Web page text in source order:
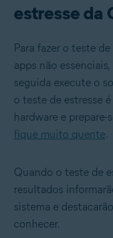
estresse da
Para fazer o teste
apps não
seguida execute o
o teste de estresse
hardware e prepare-
fique muito quente.
Quando o teste de
resultados
sistema e
conhecer.